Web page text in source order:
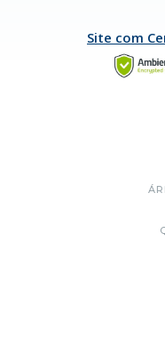
Site com